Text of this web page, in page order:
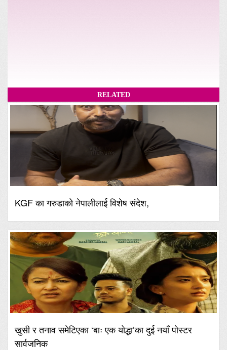
RELATED
KGF का गरुडाको नेपालीलाई विशेष संदेश,
खुसी र तनाव समेटिएका ‘बाः एक योद्धा’का दुई नयाँ पोस्टर
सार्वजनिक